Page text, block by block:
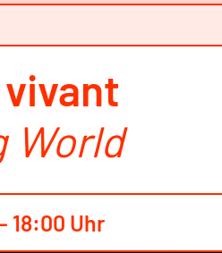
World
18:00 Uhr